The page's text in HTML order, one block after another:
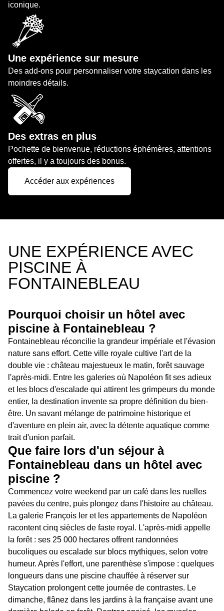
iconique.
Une expérience sur mesure
Des add-ons pour personnaliser votre staycation dans les
moindres détails.
Des extras en plus
Pochette de bienvenue, réductions éphémères, attentions
offertes, il y a toujours des bonus.
Accéder aux expériences
UNE EXPÉRIENCE AVEC
PISCINE À
FONTAINEBLEAU
Pourquoi choisir un hôtel avec
piscine à Fontainebleau ?
Fontainebleau réconcilie la grandeur impériale et l'évasion
nature sans effort. Cette ville royale cultive l'art de la
double vie : château majestueux le matin, forêt sauvage
l'après-midi. Entre les galeries où Napoléon fit ses adieux
et les blocs d'escalade qui attirent les grimpeurs du monde
entier, la destination invente sa propre définition du bien-
être. Un savant mélange de patrimoine historique et
d'aventure en plein air, avec la détente aquatique comme
trait d'union parfait.
Que faire lors d'un séjour à
Fontainebleau dans un hôtel avec
piscine ?
Commencez votre weekend par un café dans les ruelles
pavées du centre, puis plongez dans l'histoire au château.
La galerie François Ier et les appartements de Napoléon
racontent cinq siècles de faste royal. L'après-midi appelle
la forêt : ses 25 000 hectares offrent randonnées
bucoliques ou escalade sur blocs mythiques, selon votre
humeur. Après l'effort, une parenthèse s'impose : quelques
longueurs dans une piscine chauffée à réserver sur
Staycation prolongent cette journée de contrastes. Le
dimanche, flânez dans les jardins à la française avant une